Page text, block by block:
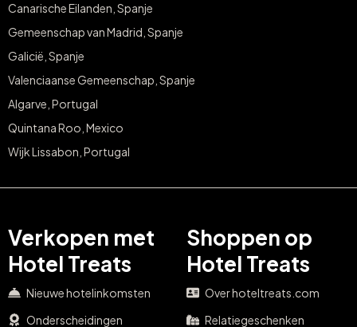
Canarische Eilanden, Spanje
Gemeenschap van Madrid, Spanje
Galicië, Spanje
Valenciaanse Gemeenschap, Spanje
Algarve, Portugal
Quintana Roo, Mexico
Wijk Lissabon, Portugal
Verkopen met
Hotel Treats
Nieuwe hotelinkomsten
Onderscheidingen
Shoppen op
Hotel Treats
Over hoteltreats.com
Relatiegeschenken